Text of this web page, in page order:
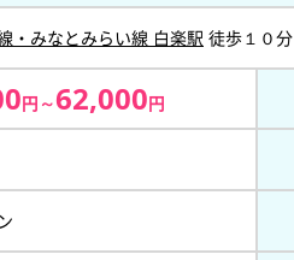
・みなとみらい線 白楽駅 徒歩１０分
円～62,000円